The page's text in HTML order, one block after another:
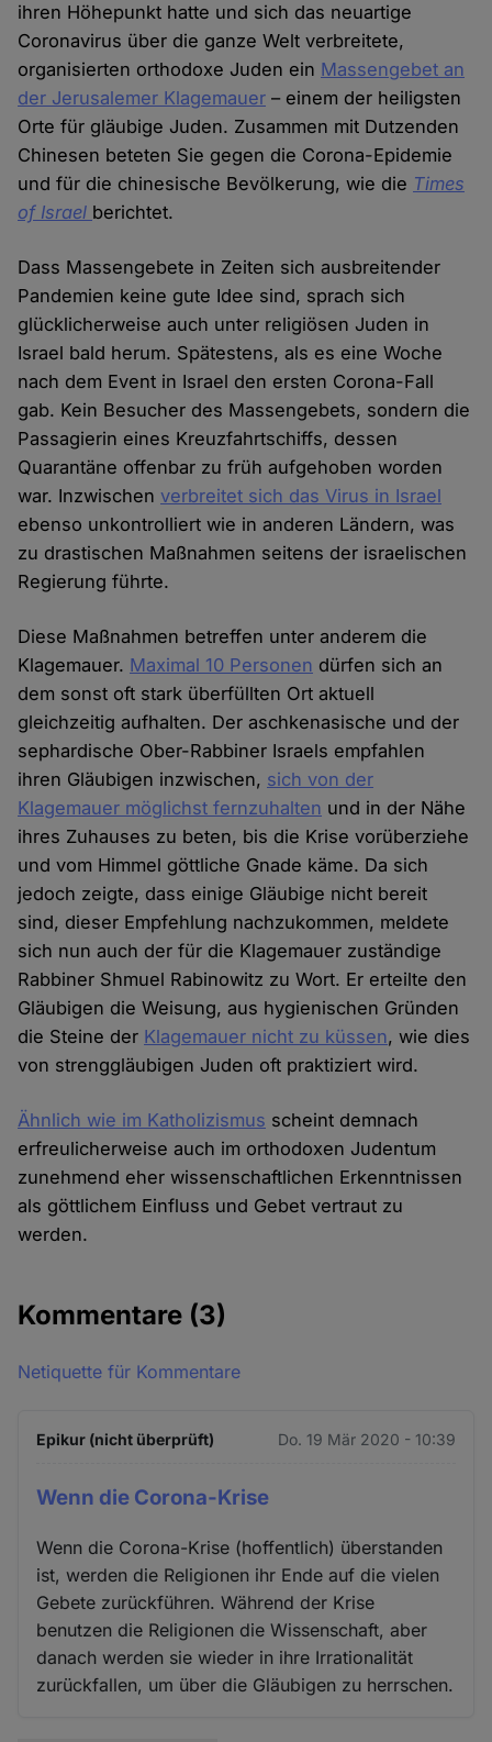
ihren Höhepunkt hatte und sich das neuartige
Coronavirus über die ganze Welt verbreitete,
organisierten orthodoxe Juden ein Massengebet an
der Jerusalemer Klagemauer – einem der heiligsten
Orte für gläubige Juden. Zusammen mit Dutzenden
Chinesen beteten Sie gegen die Corona-Epidemie
und für die chinesische Bevölkerung, wie die Times
of Israel berichtet.
Dass Massengebete in Zeiten sich ausbreitender
Pandemien keine gute Idee sind, sprach sich
glücklicherweise auch unter religiösen Juden in
Israel bald herum. Spätestens, als es eine Woche
nach dem Event in Israel den ersten Corona-Fall
gab. Kein Besucher des Massengebets, sondern die
Passagierin eines Kreuzfahrtschiffs, dessen
Quarantäne offenbar zu früh aufgehoben worden
war. Inzwischenverbreitet sich das Virus in Israel
ebenso unkontrolliert wie in anderen Ländern, was
zu drastischen Maßnahmen seitens der israelischen
Regierung führte.
Diese Maßnahmen betreffen unter anderem die
Klagemauer. Maximal 10 Personen dürfen sich an
dem sonst oft stark überfüllten Ort aktuell
gleichzeitig aufhalten. Der aschkenasische und der
sephardische Ober-Rabbiner Israels empfahlen
ihren Gläubigen inzwischen, sich von der
Klagemauer möglichst fernzuhalten und in der Nähe
ihres Zuhauses zu beten, bis die Krise vorüberziehe
und vom Himmel göttliche Gnade käme. Da sich
jedoch zeigte, dass einige Gläubige nicht bereit
sind, dieser Empfehlung nachzukommen, meldete
sich nun auch der für die Klagemauer zuständige
Rabbiner Shmuel Rabinowitz zu Wort. Er erteilte den
Gläubigen die Weisung, aus hygienischen Gründen
die Steine der Klagemauer nicht zu küssen, wie dies
von strenggläubigen Juden oft praktiziert wird.
Ähnlich wie im Katholizismus scheint demnach
erfreulicherweise auch im orthodoxen Judentum
zunehmend eher wissenschaftlichen Erkenntnissen
als göttlichem Einfluss und Gebet vertraut zu
werden.
Kommentare (3)
Netiquette für Kommentare
Epikur (nicht überprüft) Do. 19 Mär 2020 - 10:39
Wenn die Corona-Krise
Wenn die Corona-Krise (hoffentlich) überstanden
ist, werden die Religionen ihr Ende auf die vielen
Gebete zurückführen. Während der Krise
benutzen die Religionen die Wissenschaft, aber
danach werden sie wieder in ihre Irrationalität
zurückfallen, um über die Gläubigen zu herrschen.